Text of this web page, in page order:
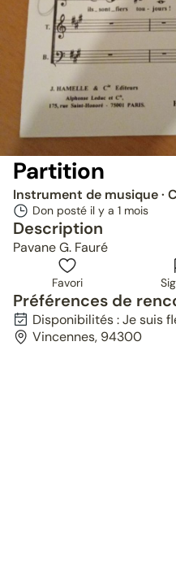
Partition
Instrument de musique·
Don posté il y a 1 mois
Description
Pavane G. Fauré
Favori
Préférences de
Disponibilités : Je suis
Vincennes, 94300